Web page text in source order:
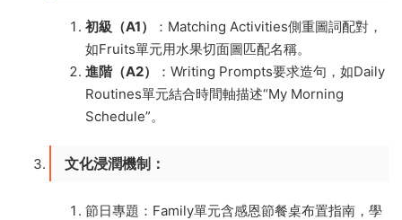
​初級（A1）​
​：Matching Activities側重圖詞配對，
如Fruits單元用水果切面圖匹配名稱。
​進階（A2）​
​：Writing Prompts要求造句，如Daily
Routines單元結合時間軸描述“My Morning
Schedule”。
​文化浸潤機制​ ​：
節日專題：Family單元含感恩節餐桌布置指南，學